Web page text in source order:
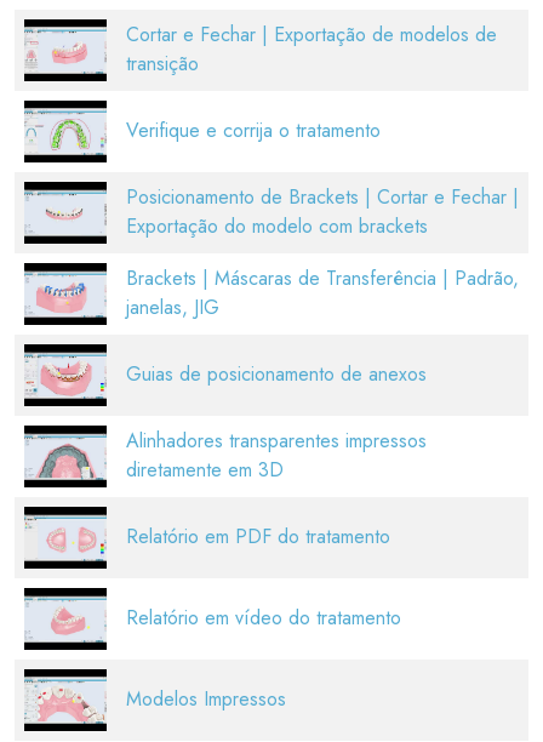
Cortar e Fechar | Exportação de modelos de
transição
Verifique e corrija o tratamento
Posicionamento de Brackets | Cortar e Fechar |
Exportação do modelo com brackets
Brackets | Máscaras de Transferência | Padrão,
janelas, JIG
Guias de posicionamento de anexos
Alinhadores transparentes impressos
diretamente em 3D
Relatório em PDF do tratamento
Relatório em vídeo do tratamento
Modelos Impressos